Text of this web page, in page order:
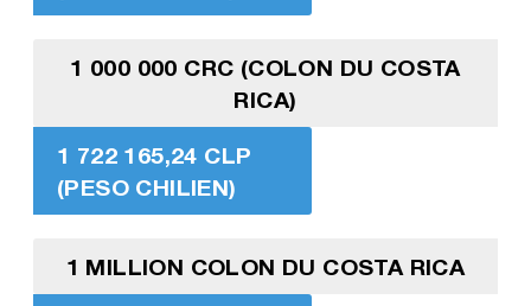
1 000 000 CRC (COLON DU COSTA
RICA)
1 722 165,24 CLP
(PESO CHILIEN)
1 MILLION COLON DU COSTA RICA